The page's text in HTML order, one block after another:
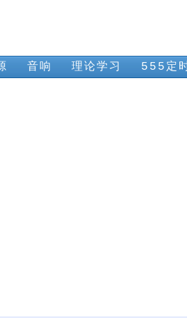
音响 理论学习 555定